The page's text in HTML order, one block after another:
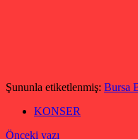
Şununla etiketlenmiş: Bursa
KONSER
Önceki yazı